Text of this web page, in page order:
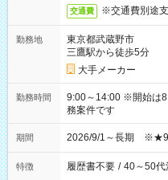
交通費 ※交通費別途
勤務地
東京都武蔵野市
三鷹駅から徒歩5分
大手メーカー
勤務時間
9:00～14:00 ※開始は
務案件です
期間 2026/9/1～長期 ※★9
特徴 履歴書不要 / 40～50代